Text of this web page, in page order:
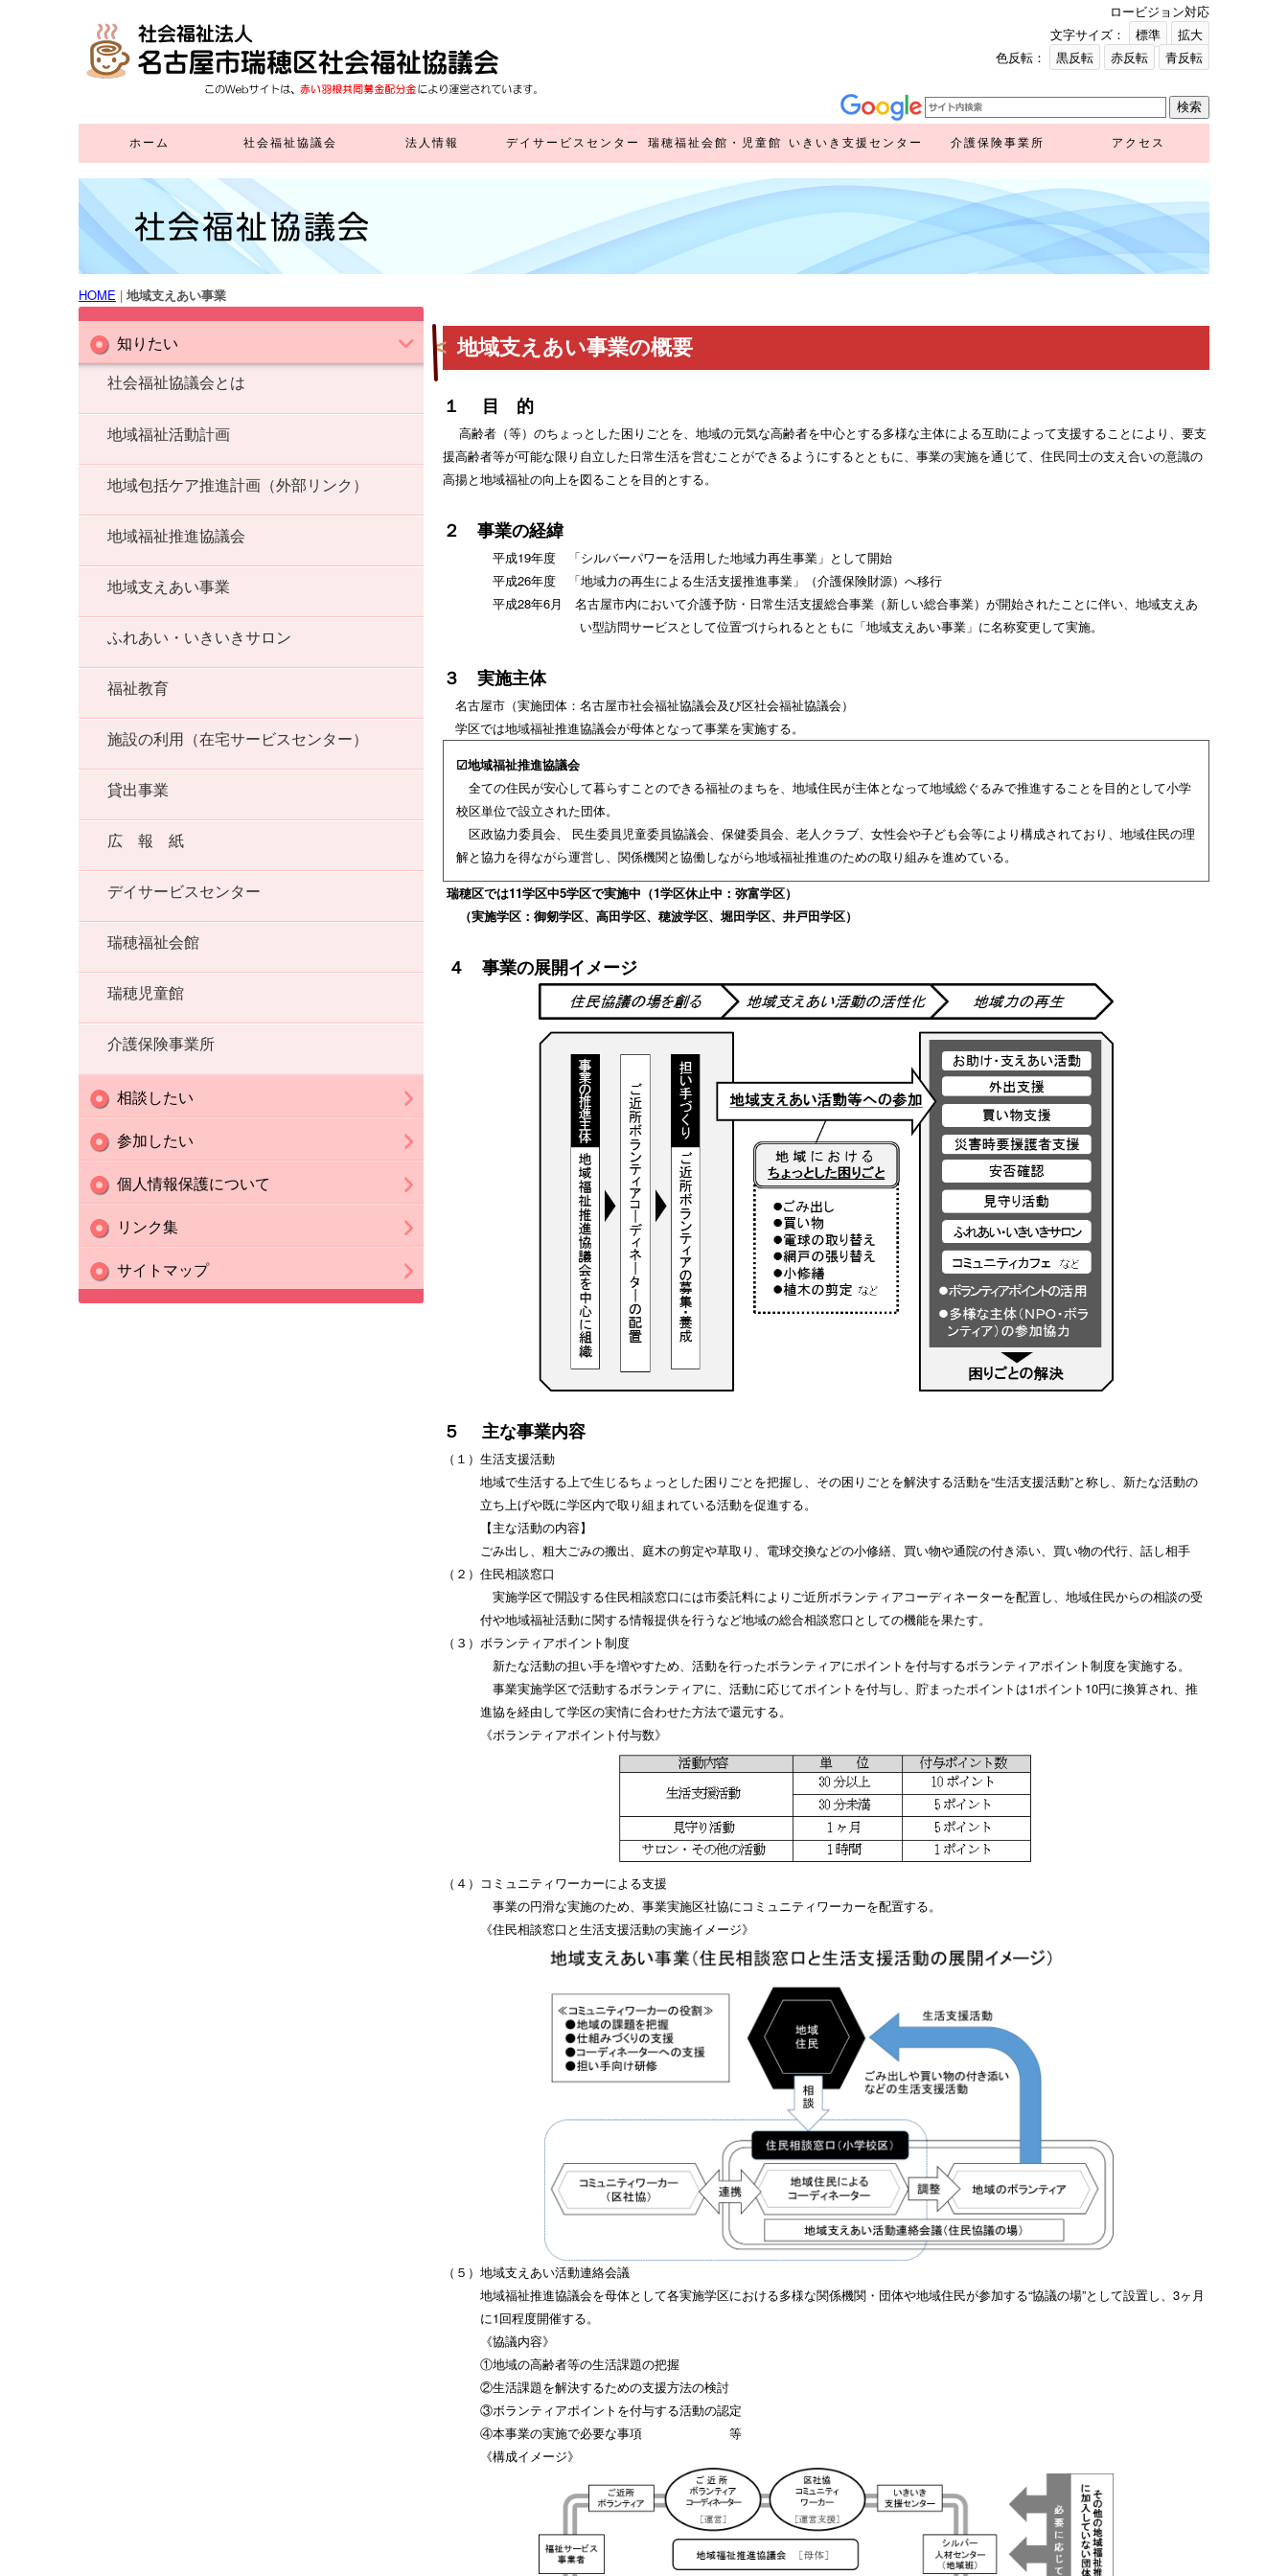
ロービジョン対応
文字サイズ：
標準
拡大
色反転：
黒反転 赤反転 青反転
ホーム 社会福祉協議会
社会福祉協議会とは
社協正会員賛助会員
寄 付
ボランティアセンター
地域福祉活動計画
地域福祉推進協議会
地域支えあい事業
ふれあいいきいきサロン
福祉教育
高齢者はつらつ長寿
推進事業
生活福祉資金貸付
(外部リンク)
施設の利用
(在宅サービスセンター)
貸出事業
広報紙
法人情報 デイサービスセンター 瑞穂福祉会館・児童館 いきいき支援センター
いきいき支援センター
（外部リンク）
地域包括ケア推進計画
（外部リンク）
介護保険事業所 アクセス
HOME | 地域支えあい事業
地域支えあい事業の概要
１ 目 的
高齢者（等）のちょっとした困りごとを、地域の元気な高齢者を中心とする多様な主体による互助によって支援することにより、要支
援高齢者等が可能な限り自立した日常生活を営むことができるようにするとともに、事業の実施を通じて、住民同士の支え合いの意識の
高揚と地域福祉の向上を図ることを目的とする。
２ 事業の経緯
平成19年度 「シルバーパワーを活用した地域力再生事業」として開始
平成26年度 「地域力の再生による生活支援推進事業」（介護保険財源）へ移行
平成28年6月 名古屋市内において介護予防・日常生活支援総合事業（新しい総合事業）が開始されたことに伴い、地域支えあ
い型訪問サービスとして位置づけられるとともに「地域支えあい事業」に名称変更して実施。
３ 実施主体
名古屋市（実施団体：名古屋市社会福祉協議会及び区社会福祉協議会）
学区では地域福祉推進協議会が母体となって事業を実施する。
☑地域福祉推進協議会
全ての住民が安心して暮らすことのできる福祉のまちを、地域住民が主体となって地域総ぐるみで推進することを目的として小学
校区単位で設立された団体。
区政協力委員会、 民生委員児童委員協議会、保健委員会、老人クラブ、女性会や子ども会等により構成されており、地域住民の理
解と協力を得ながら運営し、関係機関と協働しながら地域福祉推進のための取り組みを進めている。
瑞穂区では11学区中5学区で実施中（1学区休止中：弥富学区）
（実施学区：御剱学区、高田学区、穂波学区、堀田学区、井戸田学区）
４ 事業の展開イメージ
５ 主な事業内容
（１）生活支援活動
地域で生活する上で生じるちょっとした困りごとを把握し、その困りごとを解決する活動を“生活支援活動”と称し、新たな活動の
立ち上げや既に学区内で取り組まれている活動を促進する。
【主な活動の内容】
ごみ出し、粗大ごみの搬出、庭木の剪定や草取り、電球交換などの小修繕、買い物や通院の付き添い、買い物の代行、話し相手
（２）住民相談窓口
実施学区で開設する住民相談窓口には市委託料によりご近所ボランティアコーディネーターを配置し、地域住民からの相談の受
付や地域福祉活動に関する情報提供を行うなど地域の総合相談窓口としての機能を果たす。
（３）ボランティアポイント制度
新たな活動の担い手を増やすため、活動を行ったボランティアにポイントを付与するボランティアポイント制度を実施する。
事業実施学区で活動するボランティアに、活動に応じてポイントを付与し、貯まったポイントは1ポイント10円に換算され、推
進協を経由して学区の実情に合わせた方法で還元する。
《ボランティアポイント付与数》
（４）コミュニティワーカーによる支援
事業の円滑な実施のため、事業実施区社協にコミュニティワーカーを配置する。
《住民相談窓口と生活支援活動の実施イメージ》
（５）地域支えあい活動連絡会議
地域福祉推進協議会を母体として各実施学区における多様な関係機関・団体や地域住民が参加する“協議の場”として設置し、3ヶ月
に1回程度開催する。
《協議内容》
①地域の高齢者等の生活課題の把握
②生活課題を解決するための支援方法の検討
③ボランティアポイントを付与する活動の認定
④本事業の実施で必要な事項 等
《構成イメージ》
知りたい
社会福祉協議会とは
地域福祉活動計画
地域包括ケア推進計画（外部リンク）
地域福祉推進協議会
地域支えあい事業
ふれあい・いきいきサロン
福祉教育
施設の利用（在宅サービスセンター）
貸出事業
広 報 紙
デイサービスセンター
瑞穂福祉会館
瑞穂児童館
介護保険事業所
相談したい
ボランティアセンター
いきいき支援センター（外部
リンク）
生活福祉資金貸付（外部リン
ク）
寄付
参加したい
研修・講座・イベント情報
赤い羽根共同募金
災害義援金
みずほ助けあい・支えあい活
動
助成事業のご案内
拠点型サロン 瑞穂ほっこり
サロン
高齢者はつらつ長寿推進事業
（コスモス）
社協正会員・賛助会員
個人情報保護について
個人情報保護に関する方針
（プライバシーポリシー）
リンク集
リンク集
サイトマップ
サイトマップ